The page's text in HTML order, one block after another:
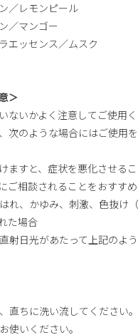
／レモンピール
／マンゴー
エッセンス／ムスク
＞
ないかよく注意してご使用く
次のような場合にはご使用
ますと、症状を悪化させる
ご相談されることをおすすめ
れ、かゆみ、刺激、色抜け
た場合
射日光があたって上記のよ
直ちに洗い流してください。
使いください。